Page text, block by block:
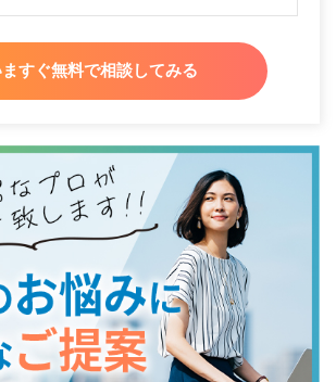
ますぐ無料で相談してみる